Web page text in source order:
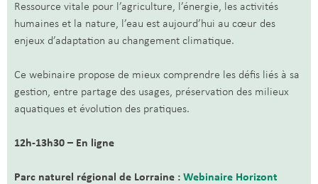
Ressource vitale pour l’agriculture, l’énergie, les activités
humaines et la nature, l’eau est aujourd’hui au cœur des
enjeux d’adaptation au changement climatique.
Ce webinaire propose de mieux comprendre les défis liés à sa
gestion, entre partage des usages, préservation des milieux
aquatiques et évolution des pratiques.
12h-13h30 – En ligne
Parc naturel régional de Lorraine : Webinaire Horizont